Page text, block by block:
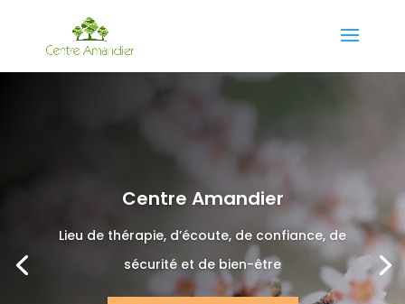
Centre Amandier
Lieu de thérapie, d’écoute, de confiance, de
sécurité et de bien-être